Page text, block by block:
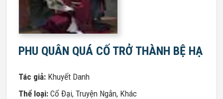
PHU QUÂN QUÁ CỐ TRỞ THÀNH BỆ HẠ
Tác giả: Khuyết Danh
Thể loại: Cổ Đại, Truyện Ngắn, Khác